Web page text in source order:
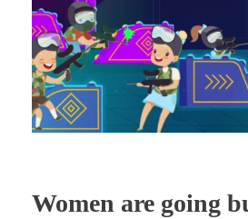
Women are going